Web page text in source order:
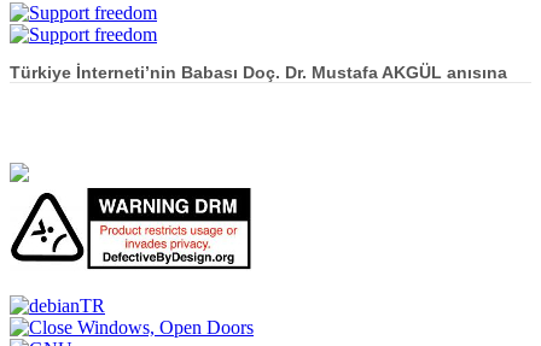
Türkiye İnterneti’nin Babası Doç. Dr. Mustafa AKGÜL anısına